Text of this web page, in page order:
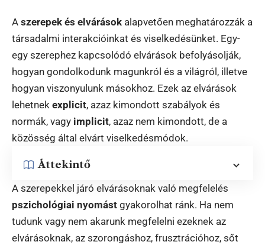
A szerepek és elvárások alapvetően meghatározzák a
társadalmi interakcióinkat és viselkedésünket. Egy-
egy szerephez kapcsolódó elvárások befolyásolják,
hogyan gondolkodunk magunkról és a világról, illetve
hogyan viszonyulunk másokhoz. Ezek az elvárások
lehetnek explicit, azaz kimondott szabályok és
normák, vagy implicit, azaz nem kimondott, de a
közösség által elvárt viselkedésmódok.
Áttekintő
A szerepekkel járó elvárásoknak való megfelelés
pszichológiai nyomást gyakorolhat ránk. Ha nem
tudunk vagy nem akarunk megfelelni ezeknek az
elvárásoknak, az szorongáshoz, frusztrációhoz, sőt